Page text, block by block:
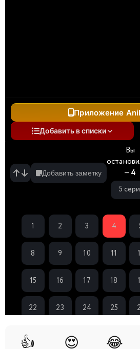
Приложение
Добавить в списки
Добавить заметку
Вы
—4
5
1 2 3 4
8 9 10 11
15 16 17 18
22 23 24 25
32
👍 😍 😂